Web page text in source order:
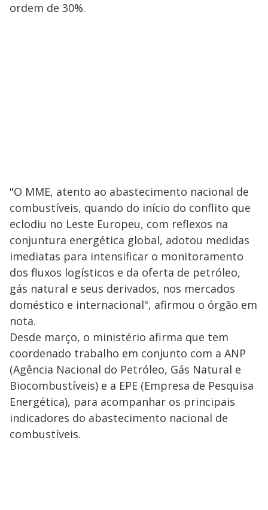
ordem de 30%.
"O MME, atento ao abastecimento nacional de
combustíveis, quando do início do conflito que
eclodiu no Leste Europeu, com reflexos na
conjuntura energética global, adotou medidas
imediatas para intensificar o monitoramento
dos fluxos logísticos e da oferta de petróleo,
gás natural e seus derivados, nos mercados
doméstico e internacional", afirmou o órgão em
nota.
Desde março, o ministério afirma que tem
coordenado trabalho em conjunto com a ANP
(Agência Nacional do Petróleo, Gás Natural e
Biocombustíveis) e a EPE (Empresa de Pesquisa
Energética), para acompanhar os principais
indicadores do abastecimento nacional de
combustíveis.